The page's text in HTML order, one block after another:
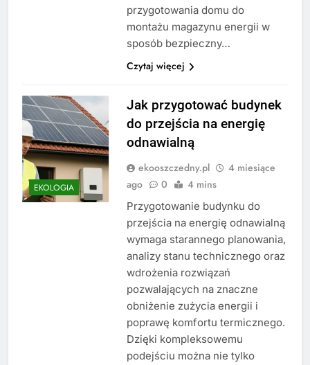
przygotowania domu do
montażu magazynu energii w
sposób bezpieczny…
Czytaj więcej
EKOLOGIA
Jak przygotować budynek
do przejścia na energię
odnawialną
ekooszczedny.pl
4 miesiące
ago
0 4 mins
Przygotowanie budynku do
przejścia na energię odnawialną
wymaga starannego planowania,
analizy stanu technicznego oraz
wdrożenia rozwiązań
pozwalających na znaczne
obniżenie zużycia energii i
poprawę komfortu termicznego.
Dzięki kompleksowemu
podejściu można nie tylko